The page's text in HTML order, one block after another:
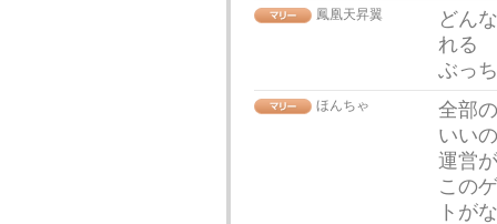
鳳凰天昇翼
どん
れる
ぶっ
ほんちゃ
全部
いい
運営
この
トが